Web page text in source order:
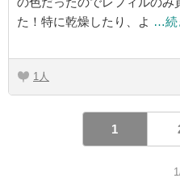
た！特に乾燥したり、よ …続
1
1